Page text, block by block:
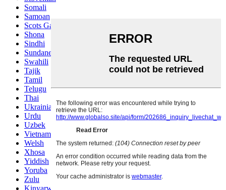
Somali
Samoan
Scots Gaelic
Shona
Sindhi
Sundanese
Swahili
Tajik
Tamil
Telugu
Thai
Ukrainian
Urdu
Uzbek
Vietnamese
Welsh
Xhosa
Yiddish
Yoruba
Zulu
Kinyarwanda